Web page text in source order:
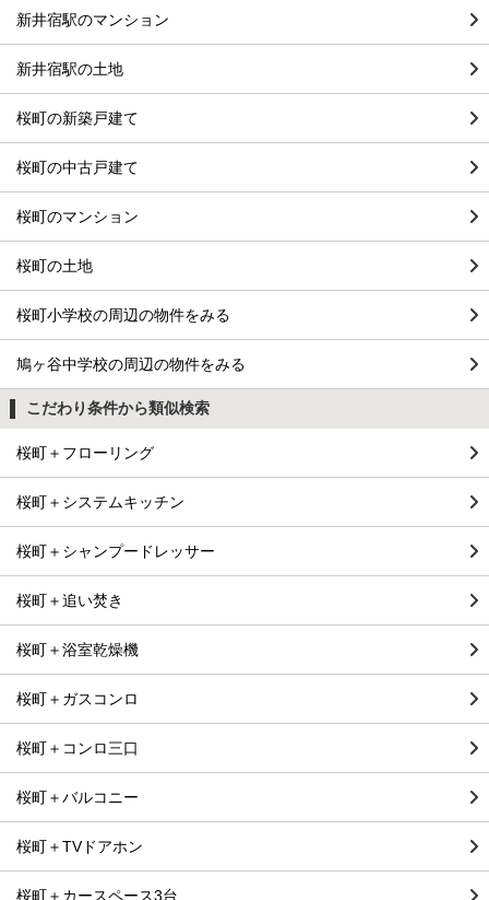
新井宿駅のマンション
新井宿駅の土地
桜町の新築戸建て
桜町の中古戸建て
桜町のマンション
桜町の土地
桜町小学校の周辺の物件をみる
鳩ヶ谷中学校の周辺の物件をみる
こだわり条件から類似検索
桜町＋フローリング
桜町＋システムキッチン
桜町＋シャンプードレッサー
桜町＋追い焚き
桜町＋浴室乾燥機
桜町＋ガスコンロ
桜町＋コンロ三口
桜町＋バルコニー
桜町＋TVドアホン
桜町＋カースペース3台